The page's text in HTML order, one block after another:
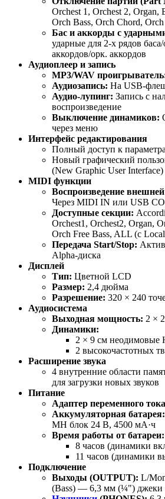
Orchest 1, Orchest 2, Organ,
Orch Bass, Orch Chord, Orch
Бас и аккорды с
ударные для 2-х рядов
аккордов/орк. аккордов
Аудиоплеер и запись
MP3/WAV
Аудиозапись: На USB-
Аудио-лупинг: Запись с
воспроизведение
Выключение динамиков:
через меню
Интерфейс редактирования
Полный доступ к
Новый графический
(New Graphic User Interface)
MIDI функции
Воспроизведение
Через MIDI IN или USB
Доступные секции:
Orchest1, Orchest2, Organ,
Orch Free Bass, ALL (с
Передача Start/Stop:
Alpha-диска
Дисплей
Тип: Цветной LCD
Размер: 2,4 дюйма
Разрешение: 320 × 240
Аудиосистема
Выходная мощность: 2 ×
Динамики:
2 × 9 см неодимовые
2 высокочастотных
Расширение звука
4 внутренние области
для загрузки новых звуков
Питание
Адаптер переменного тока
Аккумуляторная батарея:
MH блок 24 В, 4500 мА·ч
Время работы от батареи:
8 часов (динамики
11 часов (динамики
Подключение
Выходы (OUTPUT): L/
(Bass) — 6,3 мм (¼") джеки